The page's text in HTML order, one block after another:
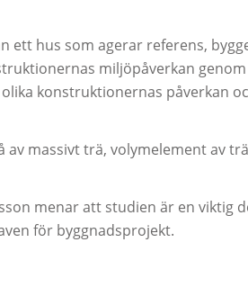
ett hus som agerar referens,
miljöpåverkan genom
konstruktionernas påverkan
massivt trä, volymelement av
menar att studien är en viktig
för byggnadsprojekt.